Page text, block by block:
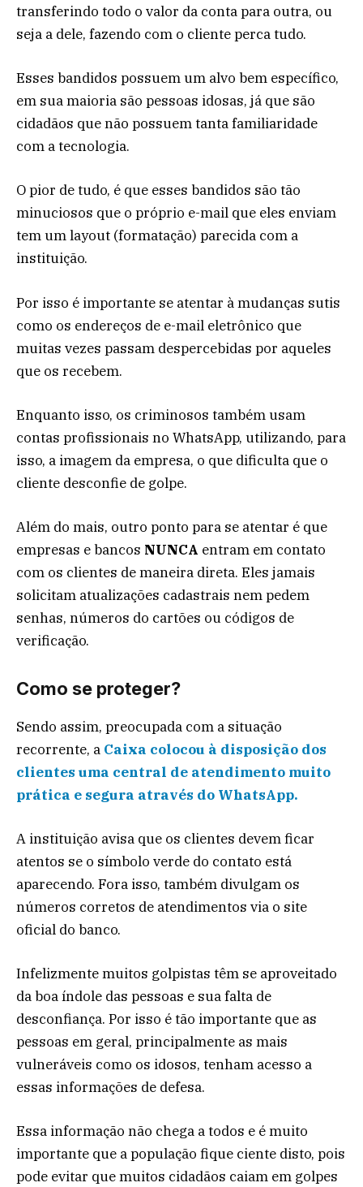
transferindo todo o valor da conta para outra, ou
seja a dele, fazendo com o cliente perca tudo.
Esses bandidos possuem um alvo bem específico,
em sua maioria são pessoas idosas, já que são
cidadãos que não possuem tanta familiaridade
com a tecnologia.
O pior de tudo, é que esses bandidos são tão
minuciosos que o próprio e-mail que eles enviam
tem um layout (formatação) parecida com a
instituição.
Por isso é importante se atentar à mudanças sutis
como os endereços de e-mail eletrônico que
muitas vezes passam despercebidas por aqueles
que os recebem.
Enquanto isso, os criminosos também usam
contas profissionais no WhatsApp, utilizando, para
isso, a imagem da empresa, o que dificulta que o
cliente desconfie de golpe.
Além do mais, outro ponto para se atentar é que
empresas e bancos NUNCA entram em contato
com os clientes de maneira direta. Eles jamais
solicitam atualizações cadastrais nem pedem
senhas, números do cartões ou códigos de
verificação.
Como se proteger?
Sendo assim, preocupada com a situação
recorrente, a Caixa colocou à disposição dos
clientes uma central de atendimento muito
prática e segura através do WhatsApp.
A instituição avisa que os clientes devem ficar
atentos se o símbolo verde do contato está
aparecendo. Fora isso, também divulgam os
números corretos de atendimentos via o site
oficial do banco.
Infelizmente muitos golpistas têm se aproveitado
da boa índole das pessoas e sua falta de
desconfiança. Por isso é tão importante que as
pessoas em geral, principalmente as mais
vulneráveis como os idosos, tenham acesso a
essas informações de defesa.
Essa informação não chega a todos e é muito
importante que a população fique ciente disto, pois
pode evitar que muitos cidadãos caiam em golpes